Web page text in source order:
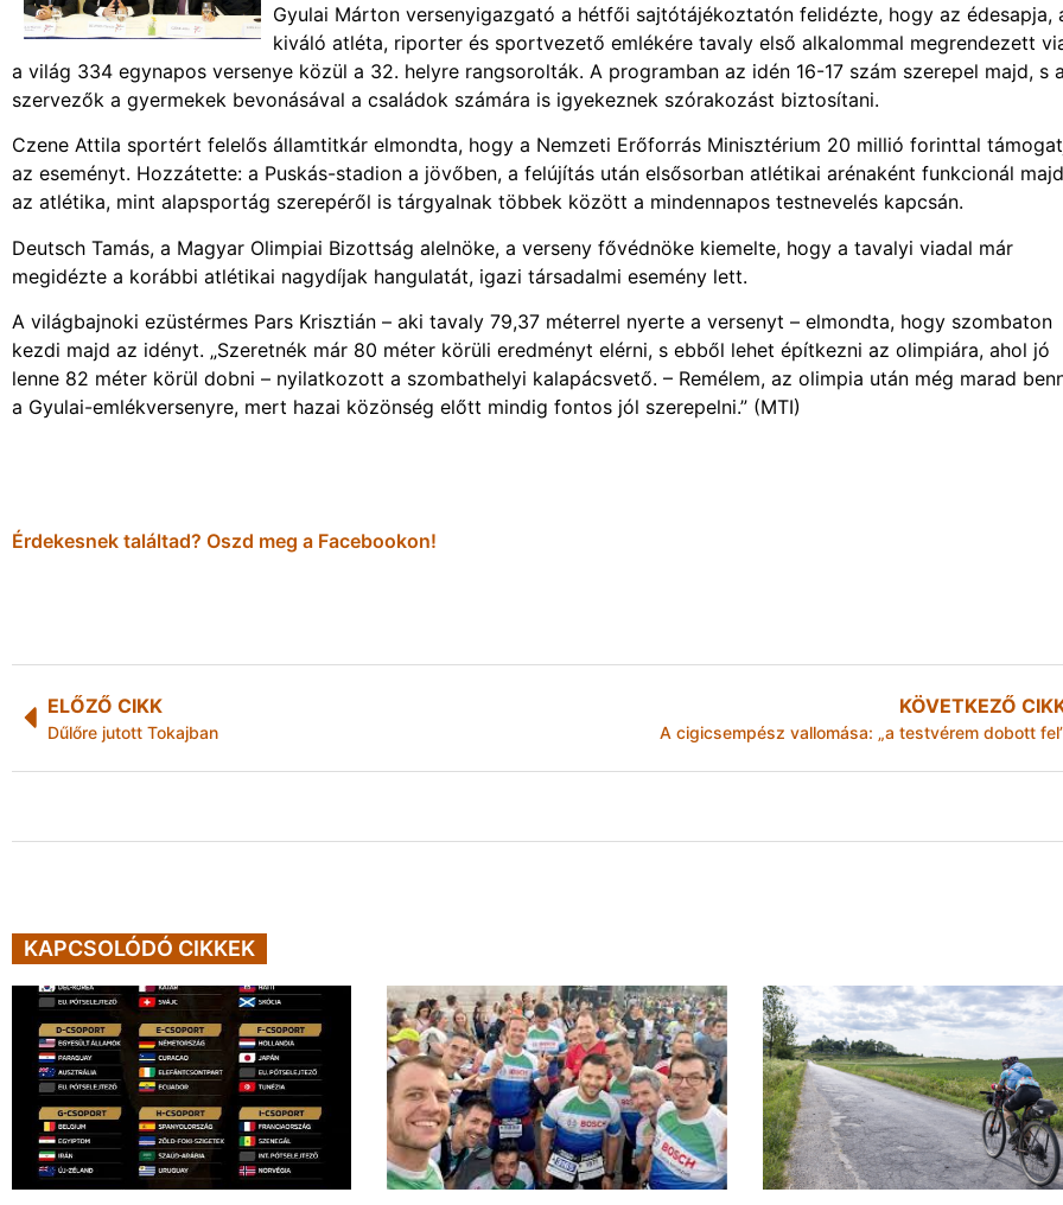
Gyulai Márton versenyigazgató a hétfői sajtótájékoztatón felidézte, hogy az édesapja,
kiváló atléta, riporter és sportvezető emlékére tavaly első alkalommal megrendezett
a világ 334 egynapos versenye közül a 32. helyre rangsorolták. A programban az idén 16-17 szám szerepel majd, s
szervezők a gyermekek bevonásával a családok számára is igyekeznek szórakozást biztosítani.
Czene Attila sportért felelős államtitkár elmondta, hogy a Nemzeti Erőforrás Minisztérium 20 millió forinttal
az eseményt. Hozzátette: a Puskás-stadion a jövőben, a felújítás után elsősorban atlétikai arénaként funkcionál
az atlétika, mint alapsportág szerepéről is tárgyalnak többek között a mindennapos testnevelés kapcsán.
Deutsch Tamás, a Magyar Olimpiai Bizottság alelnöke, a verseny fővédnöke kiemelte, hogy a tavalyi viadal már
megidézte a korábbi atlétikai nagydíjak hangulatát, igazi társadalmi esemény lett.
A világbajnoki ezüstérmes Pars Krisztián – aki tavaly 79,37 méterrel nyerte a versenyt – elmondta, hogy szombaton
kezdi majd az idényt. „Szeretnék már 80 méter körüli eredményt elérni, s ebből lehet építkezni az olimpiára, ahol jó
lenne 82 méter körül dobni – nyilatkozott a szombathelyi kalapácsvető. – Remélem, az olimpia után még marad
a Gyulai-emlékversenyre, mert hazai közönség előtt mindig fontos jól szerepelni.” (MTI)
Érdekesnek találtad? Oszd meg a Facebookon!
ELŐZŐ CIKK
Dűlőre jutott Tokajban
KÖVETKEZŐ
A cigicsempész vallomása: „a testvérem dobott
KAPCSOLÓDÓ CIKKEK